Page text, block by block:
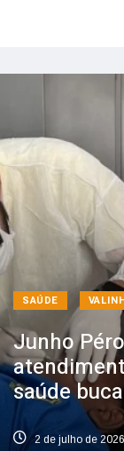
SAÚDE
Junho
saúde
2 de julho de 2026